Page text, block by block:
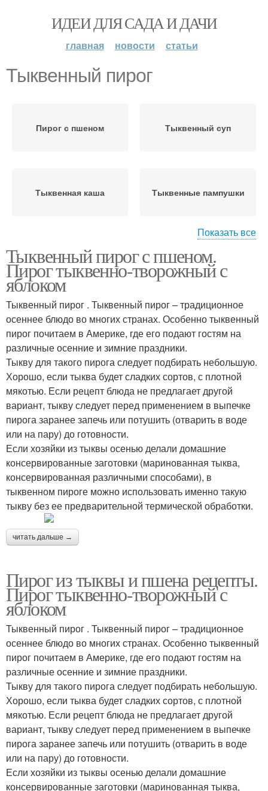
ИДЕИ ДЛЯ САДА И ДАЧИ
главная новости статьи
Тыквенный пирог
Пирог с пшеном Тыквенный суп
Тыквенная каша Тыквенные пампушки
Тыквенный кекс Вкусный пирог
Пирог с тыквой Пирог из тыквы
Пирог с рисом Пирог на молоке
Пирог с курицей Закрытый пирог
Татарский пирог
Показать все
Тыквенный пирог с пшеном.
Пирог тыквенно-творожный с
яблоком
Тыквенный пирог . Тыквенный пирог – традиционное
осеннее блюдо во многих странах. Особенно тыквенный
пирог почитаем в Америке, где его подают гостям на
различные осенние и зимние праздники.
Тыкву для такого пирога следует подбирать небольшую.
Хорошо, если тыква будет сладких сортов, с плотной
мякотью. Если рецепт блюда не предлагает другой
вариант, тыкву следует перед применением в выпечке
пирога заранее запечь или потушить (отварить в воде
или на пару) до готовности.
Если хозяйки из тыквы осенью делали домашние
консервированные заготовки (маринованная тыква,
консервированная различными способами), в
тыквенном пироге можно использовать именно такую
тыкву без ее предварительной термической обработки.
читать дальше →
Пирог из тыквы и пшена рецепты.
Пирог тыквенно-творожный с
яблоком
Тыквенный пирог . Тыквенный пирог – традиционное
осеннее блюдо во многих странах. Особенно тыквенный
пирог почитаем в Америке, где его подают гостям на
различные осенние и зимние праздники.
Тыкву для такого пирога следует подбирать небольшую.
Хорошо, если тыква будет сладких сортов, с плотной
мякотью. Если рецепт блюда не предлагает другой
вариант, тыкву следует перед применением в выпечке
пирога заранее запечь или потушить (отварить в воде
или на пару) до готовности.
Если хозяйки из тыквы осенью делали домашние
консервированные заготовки (маринованная тыква,